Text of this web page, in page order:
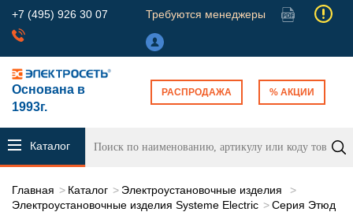
+7 (495) 926 30 07 Требуются менеджеры
Основана в
1993г.
РАСПРОДАЖА % АКЦИИ
Каталог
Главная Каталог
Электроустановочные изделия
Электроустановочные изделия Systeme Electric
Серия Этюд